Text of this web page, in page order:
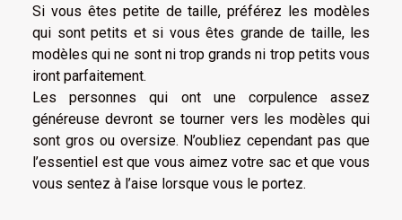
Si vous êtes petite de taille, préférez les modèles
qui sont petits et si vous êtes grande de taille, les
modèles qui ne sont ni trop grands ni trop petits vous
iront parfaitement.
Les personnes qui ont une corpulence assez
généreuse devront se tourner vers les modèles qui
sont gros ou oversize. N’oubliez cependant pas que
l’essentiel est que vous aimez votre sac et que vous
vous sentez à l’aise lorsque vous le portez.